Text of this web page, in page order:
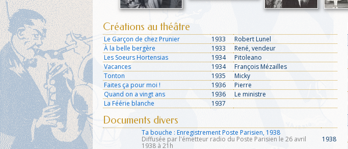
Créations au théâtre
Le Garçon de chez Prunier 1933
Robert Lunel
À la belle bergère
1933
René, vendeur
Les Soeurs Hortensias
1934
Pitoleano
Vacances
1934
François Mézailles
Tonton
1935
Micky
Faites ça pour moi !
1936
Pierre
Quand on a vingt ans
1936
Le ministre
La Féérie blanche
1937
Documents divers
Ta bouche : Enregistrement Poste Parisien, 1938
Diffusée par l'émetteur radio du Poste Parisien le 26 avril
1938 à 21h
1938